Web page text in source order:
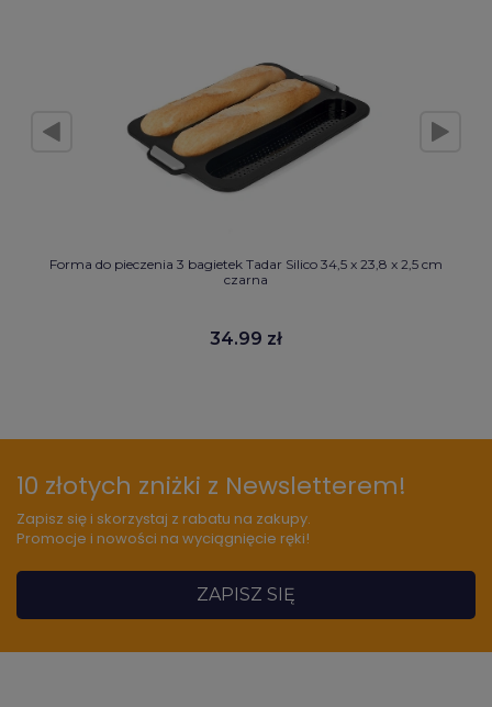
Forma do pieczenia 3 bagietek Tadar Silico 34,5 x 23,8 x 2,5 cm
czarna
34.99 zł
10 złotych zniżki z Newsletterem!
Zapisz się i skorzystaj z rabatu na zakupy.
Promocje i nowości na wyciągnięcie ręki!
ZAPISZ SIĘ